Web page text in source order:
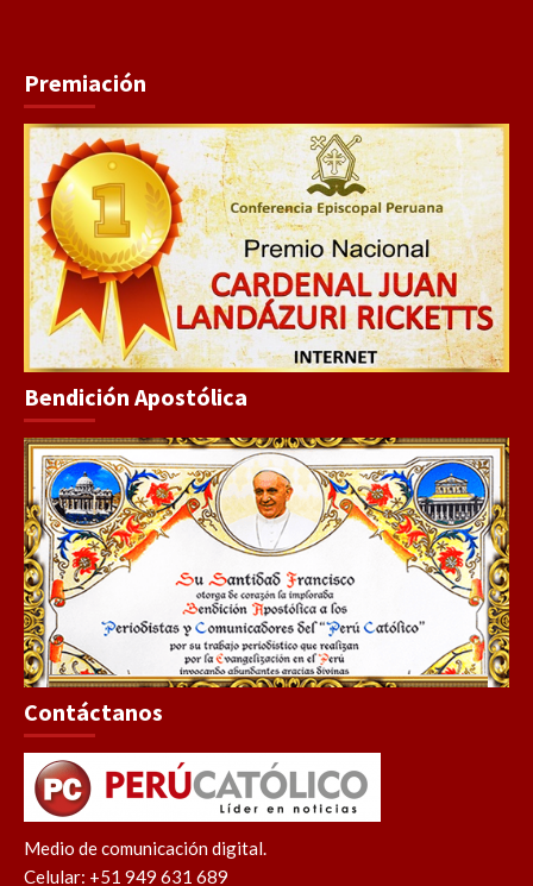
Premiación
Bendición Apostólica
Contáctanos
Medio de comunicación digital.
Celular: +51 949 631 689